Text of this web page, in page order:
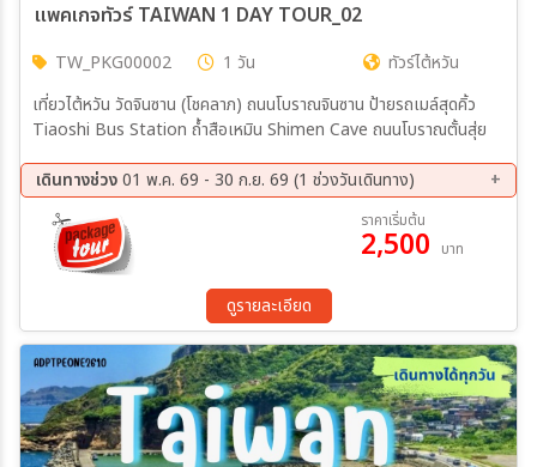
แพคเกจทัวร์ TAIWAN 1 DAY TOUR_02
TW_PKG00002 1 วัน
ทัวร์ไต้หวัน
เที่ยวไต้หวัน วัดจินซาน (โชคลาภ) ถนนโบราณจินซาน ป้ายรถเมล์สุดคิ้ว
Tiaoshi Bus Station ถ้ำสือเหมิน Shimen Cave ถนนโบราณตั้นสุ่ย
เดินทางช่วง01 พ.ค. 69 - 30 ก.ย. 69 (1 ช่วงวันเดินทาง)
ราคาเริ่มต้น
2,500 บาท
ดูรายละเอียด